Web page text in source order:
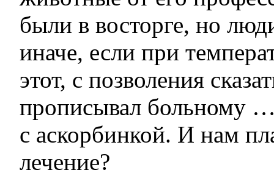
были в восторге, но
иначе, если при
этот, с позволения
прописывал больному
с аскорбинкой. И нам
лечение?